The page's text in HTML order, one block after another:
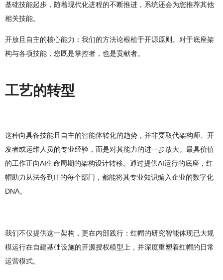
基础技能起步，随着现代化进程的不断推进，系统还会为您推荐其他
相关技能。
开放且自主的核心能力：我们的方法论根植于开源原则。对于底座架
构与各项技能，您既是掌控者，也是贡献者。
工艺的转型
这种向具备技能且自主的智能体转化的趋势，并非要取代架构师、开
发者或运维人员的专业经验，而是对其能力的进一步放大。最具价值
的工作正向AI生命周期的架构设计转移。通过提供AI运行的底座，红
帽助力从法务到IT的每个部门，都能将其专业知识编入企业的数字化
DNA。
我们不仅提供这一架构，更在内部践行：红帽的研究智能体现已大规
模运行在自建基础设施的开源授权模型上，并深度重塑着红帽的日常
运营模式。